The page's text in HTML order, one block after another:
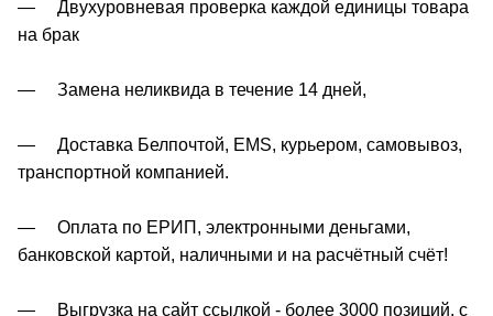
— Двухуровневая проверка каждой единицы товара
на брак
— Замена неликвида в течение 14 дней,
— Доставка Белпочтой, EMS, курьером, самовывоз,
транспортной компанией.
— Оплата по ЕРИП, электронными деньгами,
банковской картой, наличными и на расчётный счёт!
— Выгрузка на сайт ссылкой - более 3000 позиций, с